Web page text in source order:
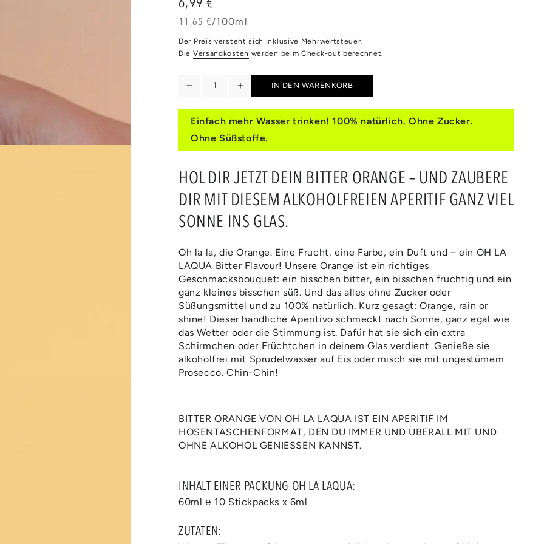
Regulärer
Preis
Stückpreis
11,65 €/
pro 100ml
Der Preis versteht sich inklusive Mehrwertsteuer.
Die Versandkosten werden beim Check-out berechnet.
Verringere
Menge
BITTER
ORANGE
Erhöhe
Menge
für
BITTER
ORANGE
IN DEN WARENKORB
Einfach mehr Wasser trinken! 100% natürlich. Ohne Zucker.
Ohne Süßstoffe.
HOL DIR JETZT DEIN BITTER ORANGE – UND ZAUBERE
DIR MIT DIESEM ALKOHOLFREIEN APERITIF GANZ VIEL
SONNE INS GLAS.
Oh la la, die Orange. Eine Frucht, eine Farbe, ein Duft und – ein OH LA
LAQUA Bitter Flavour! Unsere Orange ist ein richtiges
Geschmacksbouquet: ein bisschen bitter, ein bisschen fruchtig und ein
ganz kleines bisschen süß. Und das alles ohne Zucker oder
Süßungsmittel und zu 100% natürlich. Kurz gesagt: Orange, rain or
shine! Dieser handliche Aperitivo schmeckt nach Sonne, ganz egal wie
das Wetter oder die Stimmung ist. Dafür hat sie sich ein extra
Schirmchen oder Früchtchen in deinem Glas verdient. Genieße sie
alkoholfrei mit Sprudelwasser auf Eis oder misch sie mit ungestümem
Prosecco. Chin-Chin!
BITTER ORANGE VON OH LA LAQUA IST EIN APERITIF IM
HOSENTASCHENFORMAT, DEN DU IMMER UND ÜBERALL MIT UND
OHNE ALKOHOL GENIESSEN KANNST.
INHALT EINER PACKUNG OH LA LAQUA:
60ml ℮ 10 Stickpacks x 6ml
ZUTATEN: